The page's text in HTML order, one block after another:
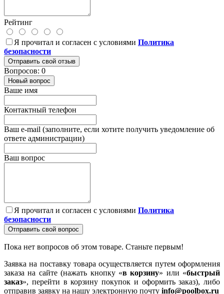
Рейтинг
Я прочитал и согласен с условиями Политика
безопасности
Отправить свой отзыв
Вопросов: 0
Новый вопрос
Ваше имя
Контактный телефон
Ваш e-mail (заполните, если хотите получить уведомление об
ответе администрации)
Ваш вопрос
Я прочитал и согласен с условиями Политика
безопасности
Отправить свой вопрос
Пока нет вопросов об этом товаре. Станьте первым!
Заявка на поставку товара осуществляется путем оформления
заказа на сайте (нажать кнопку «в корзину» или «быстрый
заказ», перейти в корзину покупок и оформить заказ), либо
отправив заявку на нашу электронную почту info@poolbox.ru